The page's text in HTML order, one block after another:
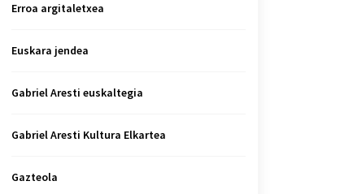
Erroa argitaletxea
Euskara jendea
Gabriel Aresti euskaltegia
Gabriel Aresti Kultura Elkartea
Gazteola